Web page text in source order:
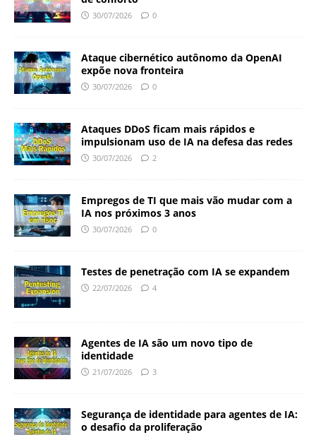
30/07/2026 0
Ataque cibernético autônomo da OpenAI
expõe nova fronteira
30/07/2026 0
Ataques DDoS ficam mais rápidos e
impulsionam uso de IA na defesa das redes
30/07/2026 2
Empregos de TI que mais vão mudar com a
IA nos próximos 3 anos
30/07/2026 0
Testes de penetração com IA se expandem
22/07/2026 4
Agentes de IA são um novo tipo de
identidade
21/07/2026 3
Segurança de identidade para agentes de IA:
o desafio da proliferação